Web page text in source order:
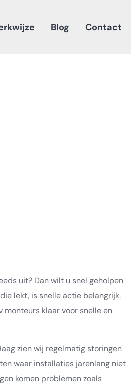
Blog Contact
uit? Dan wilt u snel geholpen
lekt, is snelle actie belangrijk.
monteurs klaar voor snelle en
zien wij regelmatig storingen
waar installaties jarenlang niet
komen problemen zoals